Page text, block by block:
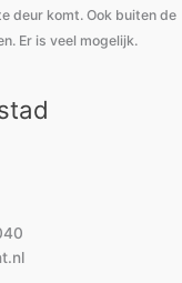
deur komt. Ook buiten de
Er is veel mogelijk.